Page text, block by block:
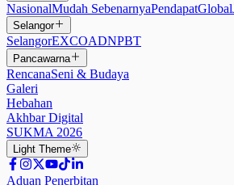
NasionalMudah SebenarnyaPendapatGlobal
Selangor
SelangorEXCOADNPBT
Pancawarna
RencanaSeni & Budaya
Galeri
Hebahan
Akhbar Digital
SUKMA 2026
Light Theme
Aduan Penerbitan